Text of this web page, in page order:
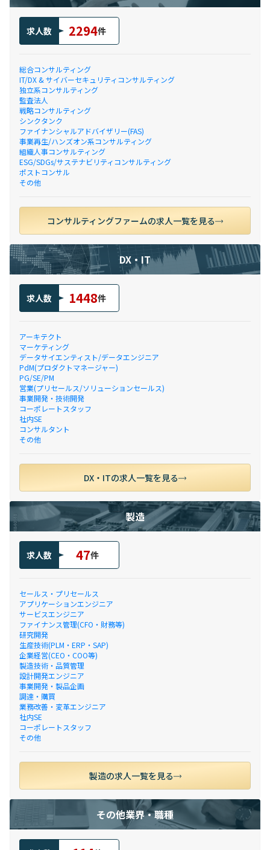
求人数 2294件
総合コンサルティング
IT/DX & サイバーセキュリティコンサルティング
独立系コンサルティング
監査法人
戦略コンサルティング
シンクタンク
ファイナンシャルアドバイザリー(FAS)
事業再生/ハンズオン系コンサルティング
組織人事コンサルティング
ESG/SDGs/サステナビリティコンサルティング
ポストコンサル
その他
コンサルティングファームの求人一覧を見る
DX・IT
求人数 1448件
アーキテクト
マーケティング
データサイエンティスト/データエンジニア
PdM(プロダクトマネージャー)
PG/SE/PM
営業(プリセールス/ソリューションセールス)
事業開発・技術開発
コーポレートスタッフ
社内SE
コンサルタント
その他
DX・ITの求人一覧を見る
製造
求人数 47件
セールス・プリセールス
アプリケーションエンジニア
サービスエンジニア
ファイナンス管理(CFO・財務等)
研究開発
生産技術(PLM・ERP・SAP)
企業経営(CEO・COO等)
製造技術・品質管理
設計開発エンジニア
事業開発・製品企画
調達・購買
業務改善・変革エンジニア
社内SE
コーポレートスタッフ
その他
製造の求人一覧を見る
その他業界・職種